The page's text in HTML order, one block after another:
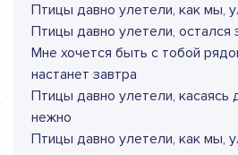
Птицы давно улетели, как мы,
Птицы давно улетели, остался
Мне хочется быть с тобой
настанет завтра
Птицы давно улетели, касаясь
нежно
Птицы давно улетели, как мы,